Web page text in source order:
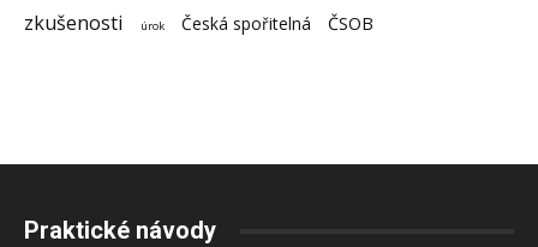
zkušenosti úrok Česká spořitelná ČSOB
Praktické návody